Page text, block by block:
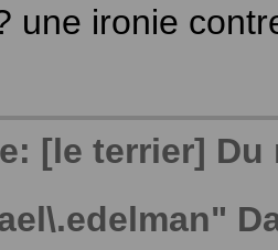
une ironie
[le terrier]